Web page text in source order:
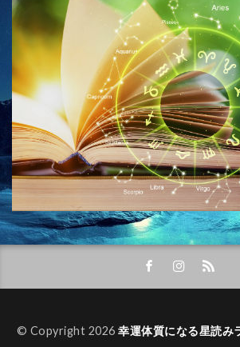
© Copyright 2026幸運体質になる星読み